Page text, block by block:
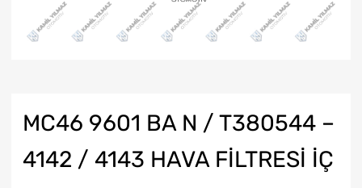
MC46 9601 BA N / T380544 –
4142 / 4143 HAVA FİLTRESİ İÇ